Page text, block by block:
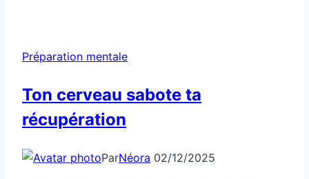
Préparation mentale
Ton cerveau sabote ta
récupération
ParNéora 02/12/2025